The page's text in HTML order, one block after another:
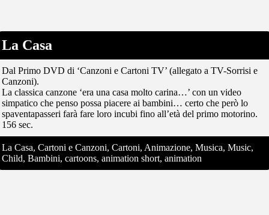
La Casa
Dal Primo DVD di ‘Canzoni e Cartoni TV’ (allegato a TV-Sorrisi e
Canzoni).
La classica canzone ‘era una casa molto carina…’ con un video
simpatico che penso possa piacere ai bambini… certo che però lo
spaventapasseri farà fare loro incubi fino all’età del primo motorino.
156 sec.
La Casa, Cartoni e Canzoni, Cartoni, Animazione, Musica, Music,
Child, Bambini, cartoons, animation short, animation